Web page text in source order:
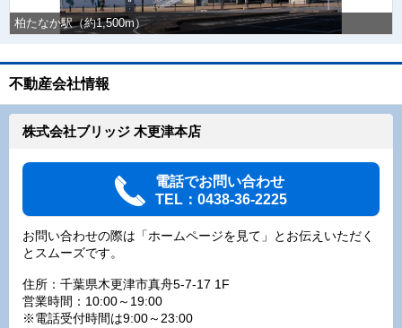
柏たなか駅（約1,500m）
不動産会社情報
株式会社ブリッジ 木更津本店
電話でお問い合わせ
TEL：0438-36-2225
お問い合わせの際は「ホームページを見て」とお伝えいただく
とスムーズです。
住所：千葉県木更津市真舟5-7-17 1F
営業時間：10:00～19:00
※電話受付時間は9:00～23:00